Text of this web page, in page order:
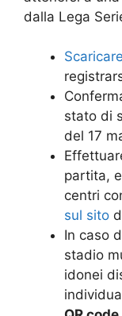
dalla Lega
stato di
del 17
partita,
centri
sul sito
In caso
stadio
idonei